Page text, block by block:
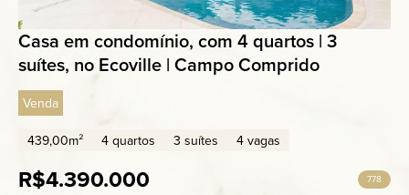
Casa em condomínio, com 4 quartos | 3
suítes, no Ecoville | Campo Comprido
Venda
439,00m² 4 quartos 3 suítes 4 vagas
R$4.390.000 778